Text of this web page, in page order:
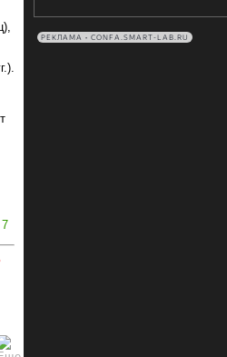
7
РЕКЛАМА • CONFA.SMART-LAB.RU